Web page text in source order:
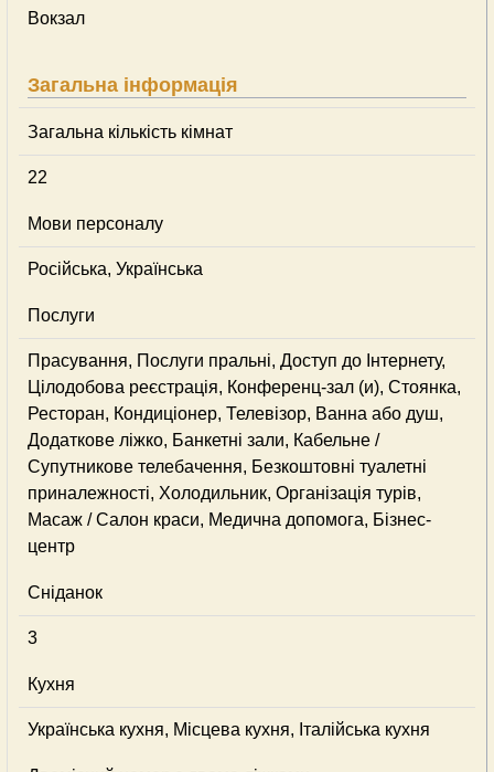
Вокзал
Загальна інформація
Загальна кількість кімнат
22
Мови персоналу
Російська, Українська
Послуги
Прасування, Послуги пральні, Доступ до Інтернету,
Цілодобова реєстрація, Конференц-зал (и), Стоянка,
Ресторан, Кондиціонер, Телевізор, Ванна або душ,
Додаткове ліжко, Банкетні зали, Кабельне /
Супутникове телебачення, Безкоштовні туалетні
приналежності, Холодильник, Організація турів,
Масаж / Салон краси, Медична допомога, Бізнес-
центр
Сніданок
3
Кухня
Українська кухня, Місцева кухня, Італійська кухня